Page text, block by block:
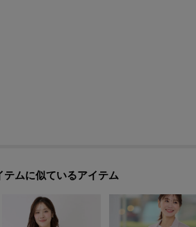
テムに似ているアイテム